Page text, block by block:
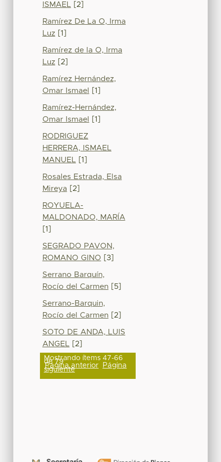
ISMAEL [2]
Ramírez De La O, Irma
Luz[1]
Ramírez de la O, Irma
Luz[2]
Ramírez Hernández,
Omar Ismael
[1]
Ramírez-Hernández,
Omar Ismael
[1]
RODRIGUEZ
HERRERA, ISMAEL
MANUEL [1]
Rosales Estrada, Elsa
Mireya [2]
ROYUELA-
MALDONADO, MARÍA
[1]
SEGRADO PAVON,
ROMANO GINO [3]
Serrano Barquín,
Rocío del Carmen [5]
Serrano-Barquin,
Rocío del Carmen [2]
SOTO DE ANDA, LUIS
ANGEL [2]
Mostrando ítems 47-66
de 79
Página anterior Página
siguiente